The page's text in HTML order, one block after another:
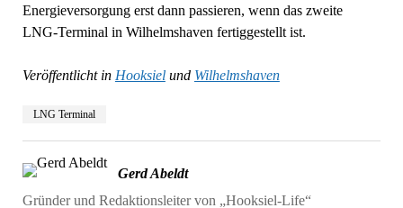
Energieversorgung erst dann passieren, wenn das zweite
LNG-Terminal in Wilhelmshaven fertiggestellt ist.
Veröffentlicht in Hooksielund Wilhelmshaven
LNG Terminal
Gerd Abeldt
Gründer und Redaktionsleiter von „Hooksiel-Life“